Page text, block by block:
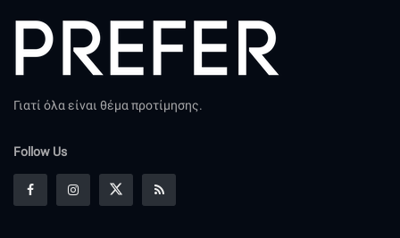
Γιατί όλα είναι θέμα προτίμησης.
Follow Us